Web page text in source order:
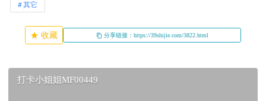
其它
收藏 分享链接：https://39shijie.com/3822.html
打卡小姐姐MF00449